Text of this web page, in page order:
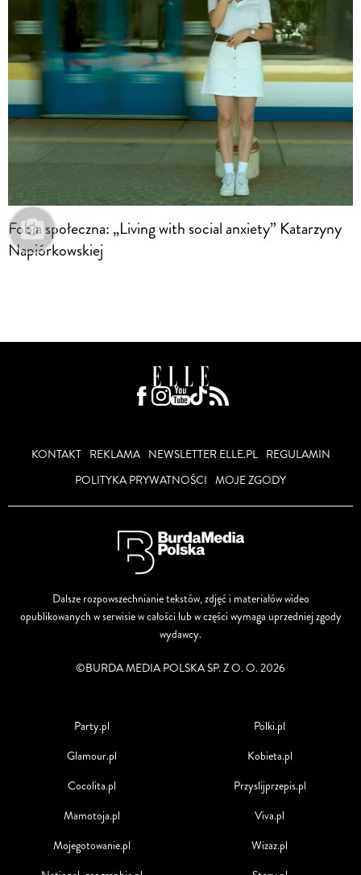
Fobia społeczna: „Living with social anxiety” Katarzyny
Napiórkowskiej
KONTAKT REKLAMA NEWSLETTER ELLE.PL
REGULAMIN
POLITYKA PRYWATNOŚCI MOJE ZGODY
Dalsze rozpowszechnianie tekstów, zdjęć i materiałów wideo
opublikowanych w serwisie w całości lub w części wymaga uprzedniej zgody
wydawcy.
©BURDA MEDIA POLSKA SP. Z O. O. 2026
Party.pl
Glamour.pl
Cocolita.pl
Mamotoja.pl
Mojegotowanie.pl
Polki.pl
Kobieta.pl
Przyslijprzepis.pl
Viva.pl
Wizaz.pl